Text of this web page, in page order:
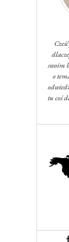
swoim
o
tu coś